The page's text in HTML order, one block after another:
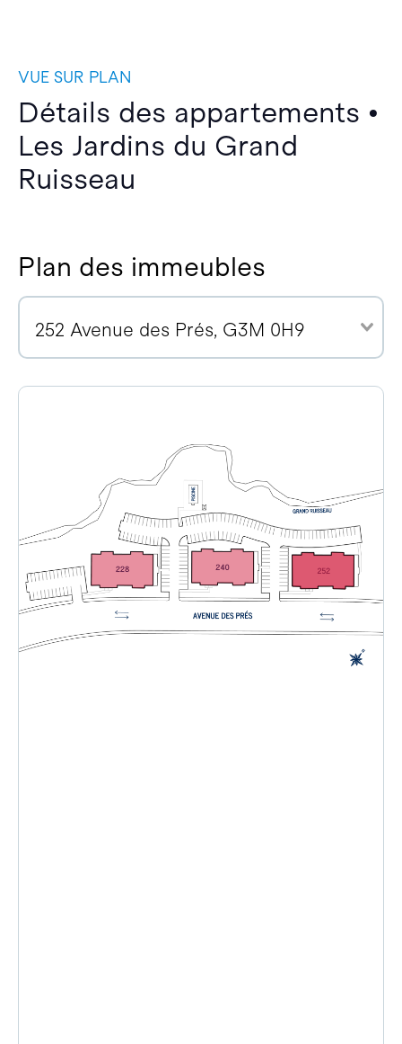
VUE SUR PLAN
Détails des appartements •
Les Jardins du Grand
Ruisseau
Plan des immeubles
252 Avenue des Prés, G3M 0H9